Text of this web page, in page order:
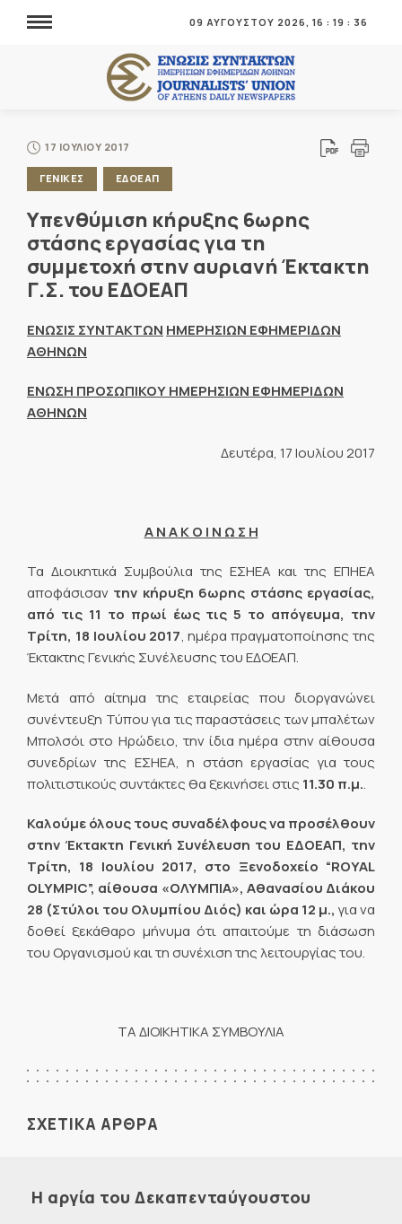
09 ΑΥΓΟΥΣΤΟΥ 2026, 16 : 19 : 36
17 ΙΟΥΛΙΟΥ 2017
ΓΕΝΙΚΕΣ ΕΔΟΕΑΠ
Υπενθύμιση κήρυξης 6ωρης
στάσης εργασίας για τη
συμμετοχή στην αυριανή Έκτακτη
Γ.Σ. του ΕΔΟΕΑΠ
ΕΝΩΣΙΣ ΣΥΝΤΑΚΤΩΝ ΗΜΕΡΗΣΙΩΝ ΕΦΗΜΕΡΙΔΩΝ
ΑΘΗΝΩΝ
ΕΝΩΣΗ ΠΡΟΣΩΠΙΚΟΥ ΗΜΕΡΗΣΙΩΝ ΕΦΗΜΕΡΙΔΩΝ
ΑΘΗΝΩΝ
Δευτέρα, 17 Ιουλίου 2017
Α Ν Α Κ Ο Ι Ν Ω Σ Η
Τα Διοικητικά Συμβούλια της ΕΣΗΕΑ και της ΕΠΗΕΑ
αποφάσισαν την κήρυξη 6ωρης στάσης εργασίας,
από τις 11 το πρωί έως τις 5 το απόγευμα, την
Τρίτη, 18 Ιουλίου 2017, ημέρα πραγματοποίησης της
Έκτακτης Γενικής Συνέλευσης του ΕΔΟΕΑΠ.
Μετά από αίτημα της εταιρείας που διοργανώνει
συνέντευξη Τύπου για τις παραστάσεις των μπαλέτων
Μπολσόι στο Ηρώδειο, την ίδια ημέρα στην αίθουσα
συνεδρίων της ΕΣΗΕΑ, η στάση εργασίας για τους
πολιτιστικούς συντάκτες θα ξεκινήσει στις 11.30 π.μ..
Καλούμε όλους τους συναδέλφους να προσέλθουν
στην Έκτακτη Γενική Συνέλευση του ΕΔΟΕΑΠ, την
Τρίτη, 18 Ιουλίου 2017, στο Ξενοδοχείο “ROYAL
OLYMPIC”, αίθουσα «ΟΛΥΜΠΙΑ», Αθανασίου Διάκου
28 (Στύλοι του Ολυμπίου Διός) και ώρα 12 μ., για να
δοθεί ξεκάθαρο μήνυμα ότι απαιτούμε τη διάσωση
του Οργανισμού και τη συνέχιση της λειτουργίας του.
ΤΑ ΔΙΟΙΚΗΤΙΚΑ ΣΥΜΒΟΥΛΙΑ
ΣΧΕΤΙΚΑ ΑΡΘΡΑ
Η αργία του Δεκαπενταύγουστου